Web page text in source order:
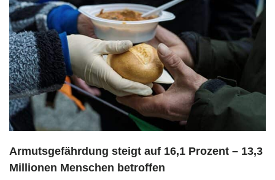
Armutsgefährdung steigt auf 16,1 Prozent – 13,3
Millionen Menschen betroffen